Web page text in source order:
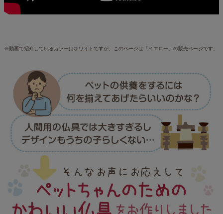
※動画で紹介しているカラーはホワイトですが、このページは「イエロー」の販売ページです。